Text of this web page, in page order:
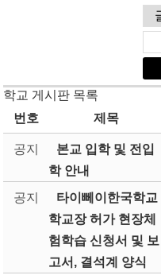
학교 게시판 목록
번호
제목
공지
본교 입학 및 전입
학 안내
공지
타이뻬이한국학교
학교장 허가 현장체
험학습 신청서 및 보
고서, 결석계 양식